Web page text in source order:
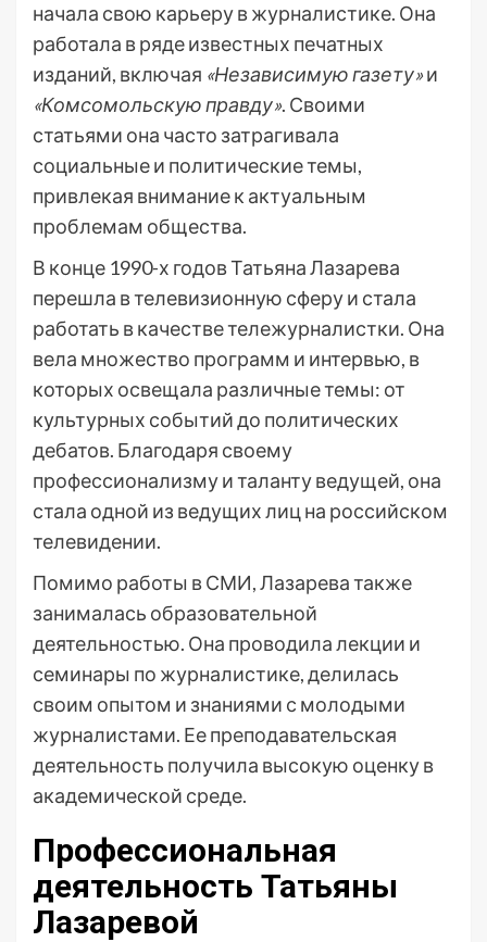
начала свою карьеру в журналистике. Она
работала в ряде известных печатных
изданий, включая «Независимую газету»и
«Комсомольскую правду». Своими
статьями она часто затрагивала
социальные и политические темы,
привлекая внимание к актуальным
проблемам общества.
В конце 1990-х годов Татьяна Лазарева
перешла в телевизионную сферу и стала
работать в качестве тележурналистки. Она
вела множество программ и интервью, в
которых освещала различные темы: от
культурных событий до политических
дебатов. Благодаря своему
профессионализму и таланту ведущей, она
стала одной из ведущих лиц на российском
телевидении.
Помимо работы в СМИ, Лазарева также
занималась образовательной
деятельностью. Она проводила лекции и
семинары по журналистике, делилась
своим опытом и знаниями с молодыми
журналистами. Ее преподавательская
деятельность получила высокую оценку в
академической среде.
Профессиональная
деятельность Татьяны
Лазаревой